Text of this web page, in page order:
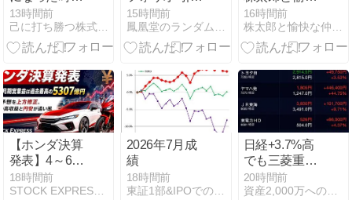
対処方法
【Amazon】
13時間前
己に打ち勝つ株式投資〜ASDが投資に挑戦〜
続き、年初来
高値を更新 ＋
170万
15時間前
な仲間たち ｜
2007年から投
資開始した株
推移を公開
16時間前
【ホンダ決算
発表】4～6月
期営業益は過
去最高の5307
18時間前
STOCK EXPRESS【株式特急】
2026年7月成
績
18時間前
東証1部&IPOでの資産運用日記
日経+3.7%高
でも三菱重工
業は
▲2.22%、ヤ
20時間前
資産2,000万への航海図｜端くれ投資家の奮闘記